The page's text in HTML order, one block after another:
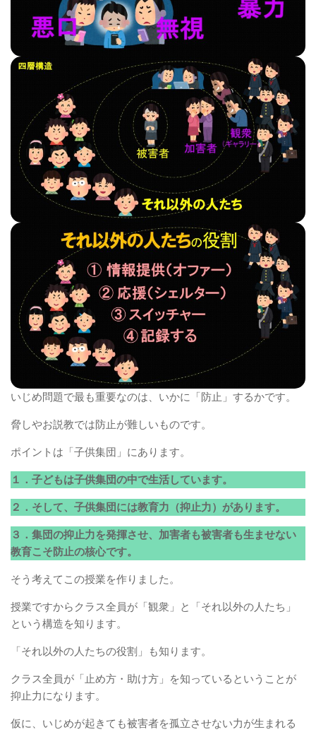
いじめ問題で最も重要なのは、いかに「防止」するかです。
脅しやお説教では防止が難しいものです。
ポイントは「子供集団」にあります。
１．子どもは子供集団の中で生活しています。
２．そして、子供集団には教育力（抑止力）があります。
３．集団の抑止力を発揮させ、加害者も被害者も生ませない
教育こそ防止の核心です。
そう考えてこの授業を作りました。
授業ですからクラス全員が「観衆」と「それ以外の人たち」
という構造を知ります。
「それ以外の人たちの役割」も知ります。
クラス全員が「止め方・助け方」を知っているということが
抑止力になります。
仮に、いじめが起きても被害者を孤立させない力が生まれる